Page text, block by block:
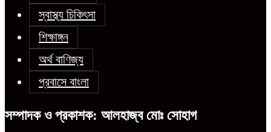
স্বাস্থ্য চিকিৎসা
শিক্ষাঙ্গন
অর্থ বাণিজ্য
প্রবাসে বাংলা
সম্পাদক ও প্রকাশক: আলহাজ্ব মোঃ সোহাগ